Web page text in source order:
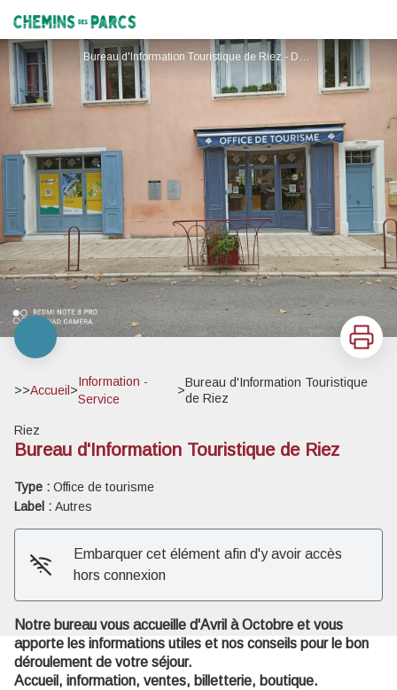
Chemins des Parcs
Bureau d'Information Touristique de Riez - DR OTC DLVA
Imprimer
>>Accueil >
Information -
Service
>
Bureau d'Information Touristique
de Riez
Riez
Bureau d'Information Touristique de Riez
Type : Office de tourisme
Label : Autres
Embarquer cet élément afin d'y avoir accès
hors connexion
Notre bureau vous accueille d'Avril à Octobre et vous
apporte les informations utiles et nos conseils pour le bon
déroulement de votre séjour.
Accueil, information, ventes, billetterie, boutique.